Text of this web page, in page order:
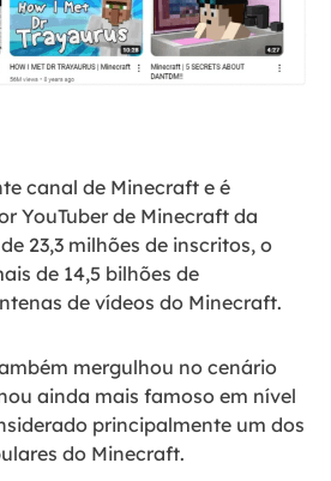
canal de Minecraft e é
YouTuber de Minecraft da
23,3 milhões de inscritos, o
de 14,5 bilhões de
de vídeos do Minecraft.
mergulhou no cenário
ainda mais famoso em nível
principalmente um dos
do Minecraft.